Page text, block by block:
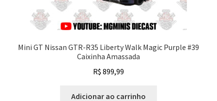
Mini GT Nissan GTR-R35 Liberty Walk Magic Purple #39
Caixinha Amassada
R$ 899,99
Adicionar ao carrinho